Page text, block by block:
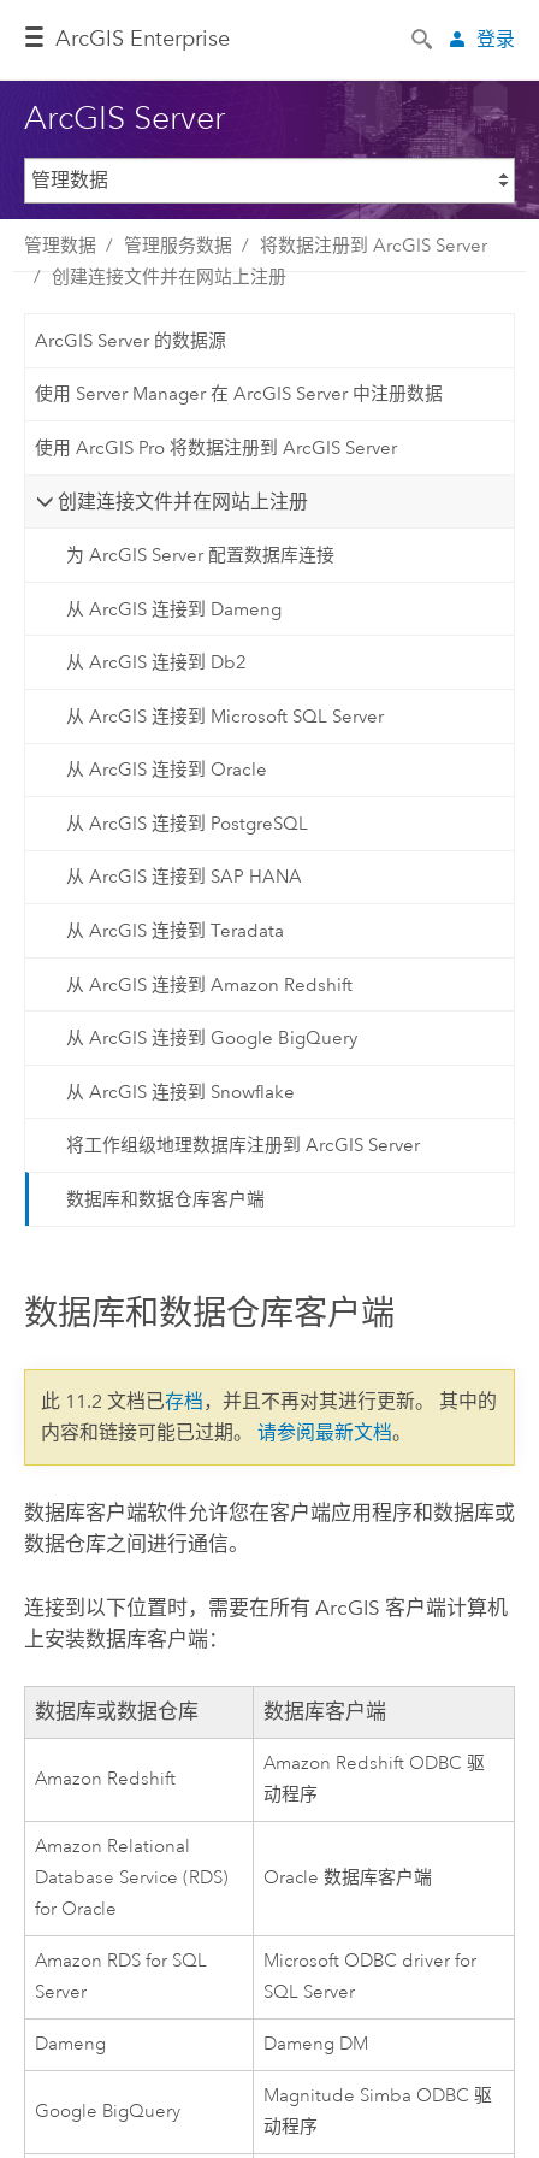
ArcGIS Enterprise 登录
ArcGIS Server
管理数据 管理服务数据
将数据注册到 ArcGIS Server
创建连接文件并在网站上注册
ArcGIS Server 的数据源
使用 Server Manager 在 ArcGIS Server 中注册数据
使用 ArcGIS Pro 将数据注册到 ArcGIS Server
创建连接文件并在网站上注册
为 ArcGIS Server 配置数据库连接
从 ArcGIS 连接到 Dameng
从 ArcGIS 连接到 Db2
从 ArcGIS 连接到 Microsoft SQL Server
从 ArcGIS 连接到 Oracle
从 ArcGIS 连接到 PostgreSQL
从 ArcGIS 连接到 SAP HANA
从 ArcGIS 连接到 Teradata
从 ArcGIS 连接到 Amazon Redshift
从 ArcGIS 连接到 Google BigQuery
从 ArcGIS 连接到 Snowflake
将工作组级地理数据库注册到 ArcGIS Server
数据库和数据仓库客户端
数据库和数据仓库客户端
此 11.2 文档已存档，并且不再对其进行更新。 其中的
内容和链接可能已过期。 请参阅最新文档。
数据库客户端软件允许您在客户端应用程序和数据库或
数据仓库之间进行通信。
连接到以下位置时，需要在所有 ArcGIS 客户端计算机
上安装数据库客户端：
数据库或数据仓库 数据库客户端
Amazon Redshift
Amazon Redshift ODBC 驱
动程序
Amazon Relational
Database Service (RDS)
for Oracle
Oracle 数据库客户端
Amazon RDS for SQL
Server
Microsoft ODBC driver for
SQL Server
Dameng Dameng DM
Google BigQuery
Magnitude Simba ODBC 驱
动程序